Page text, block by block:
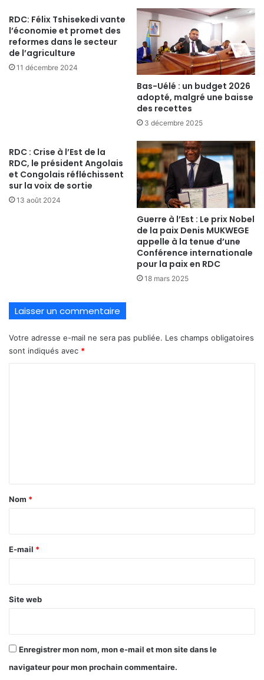
RDC: Félix Tshisekedi vante
l’économie et promet des
reformes dans le secteur
de l’agriculture
11 décembre 2024
Bas-Uélé : un budget 2026
adopté, malgré une baisse
des recettes
3 décembre 2025
RDC : Crise à l’Est de la
RDC, le président Angolais
et Congolais réfléchissent
sur la voix de sortie
13 août 2024
Guerre à l’Est : Le prix Nobel
de la paix Denis MUKWEGE
appelle à la tenue d’une
Conférence internationale
pour la paix en RDC
18 mars 2025
Laisser un commentaire
Votre adresse e-mail ne sera pas publiée. Les champs obligatoires
sont indiqués avec *
a
e
Nom *
E-mail *
Site web
Enregistrer mon nom, mon e-mail et mon site dans le
navigateur pour mon prochain commentaire.